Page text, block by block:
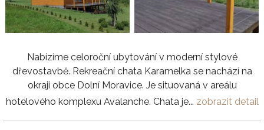
Nabízíme celoroční ubytování v moderní stylové
dřevostavbě. Rekreační chata Karamelka se nachází na
okraji obce Dolní Moravice. Je situovaná v areálu
hotelového komplexu Avalanche. Chata je... zobrazit detail